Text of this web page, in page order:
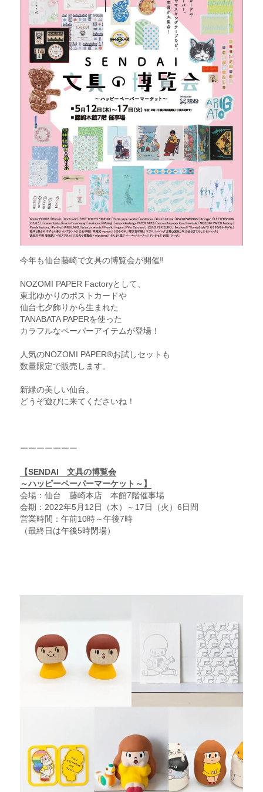
今年も仙台藤崎で文具の博覧会が開催‼︎
NOZOMI PAPER Factoryとして、
東北ゆかりのポストカードや
仙台七夕飾りから生まれた
TANABATA PAPERを使った
カラフルなペーパーアイテムが登場！
人気のNOZOMI PAPER®︎お試しセットも
数量限定で販売します。
新緑の美しい仙台。
どうぞ遊びに来てくださいね！
ーーーーーーー
【SENDAI　文具の博覧会
～ハッピーペーパーマーケット～】
会場：仙台　藤崎本店　本館7階催事場
会期：2022年5月12日（木）～17日（火）6日間
営業時間：午前10時～午後7時
（最終日は午後5時閉場）